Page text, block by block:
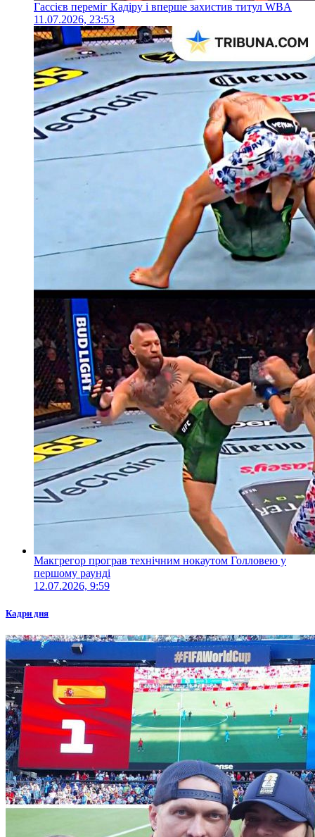
Гассієв переміг Кадіру і вперше захистив титул WBA
11.07.2026, 23:53
Макгрегор програв технічним нокаутом Голловею у
першому раунді
12.07.2026, 9:59
Кадри дня